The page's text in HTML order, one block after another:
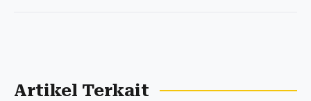
Artikel Terkait